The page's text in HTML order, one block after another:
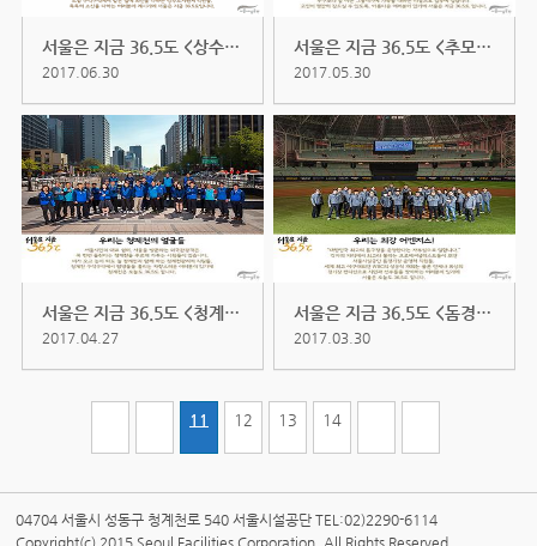
서울은 지금 36.5도 <상수도지원...
2017.06.30
서울은 지금 36.5도 <추모시설운...
2017.05.30
서울은 지금 36.5도 <청계천관리...
2017.04.27
서울은 지금 36.5도 <돔경기장 ...
2017.03.30
11 12 13 14
04704 서울시 성동구 청계천로 540 서울시설공단 TEL:02)2290-6114